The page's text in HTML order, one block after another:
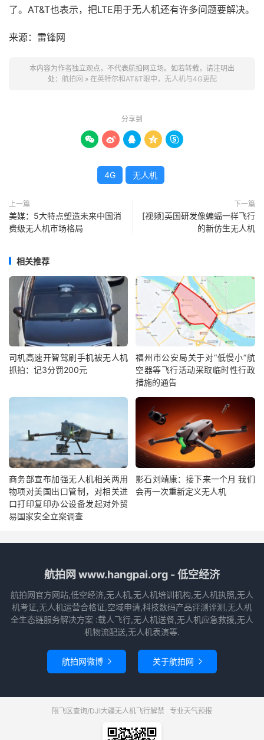
了。AT&T也表示，把LTE用于无人机还有许多问题要解决。
来源：雷锋网
本内容为作者独立观点，不代表航拍网立场。如若转载，请注明出
处： 航拍网 » 在英特尔和AT&T眼中，无人机与4G更配
分享到
    
4G 无人机
上一篇
美媒：5大特点塑造未来中国消
费级无人机市场格局
下一篇
[视频]英国研发像蝙蝠一样飞行
的新仿生无人机
相关推荐
司机高速开智驾刷手机被无人机
抓拍：记3分罚200元
福州市公安局关于对“低慢小”航
空器等飞行活动采取临时性行政
措施的通告
商务部宣布加强无人机相关两用
物项对美国出口管制，对相关进
口打印复印办公设备发起对外贸
易国家安全立案调查
影石刘靖康：接下来一个月 我们
会再一次重新定义无人机
航拍网 www.hangpai.org - 低空经济
航拍网官方网站,低空经济,无人机,无人机培训机构,无人机执照,无人
机考证,无人机运营合格证,空域申请,科技数码产品评测评测,无人机
全生态链服务解决方案 :载人飞行,无人机送餐,无人机应急救援,无人
机物流配送,无人机表演等.
航拍网微博  关于航拍网 
限飞区查询/DJI大疆无人机飞行解禁 专业天气预报